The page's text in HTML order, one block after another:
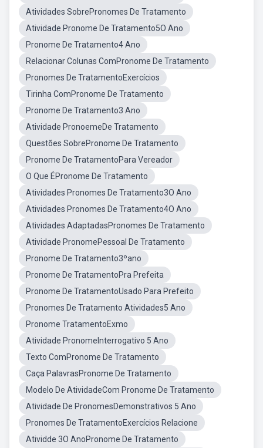
Atividades SobrePronomes De Tratamento
Atividade Pronome De Tratamento5O Ano
Pronome De Tratamento4 Ano
Relacionar Colunas ComPronome De Tratamento
Pronomes De TratamentoExercícios
Tirinha ComPronome De Tratamento
Pronome De Tratamento3 Ano
Atividade PronoemeDe Tratamento
Questões SobrePronome De Tratamento
Pronome De TratamentoPara Vereador
O Que ÉPronome De Tratamento
Atividades Pronomes De Tratamento3O Ano
Atividades Pronomes De Tratamento4O Ano
Atividades AdaptadasPronomes De Tratamento
Atividade PronomePessoal De Tratamento
Pronome De Tratamento3ºano
Pronome De TratamentoPra Prefeita
Pronome De TratamentoUsado Para Prefeito
Pronomes De Tratamento Atividades5 Ano
Pronome TratamentoExmo
Atividade PronomeInterrogativo 5 Ano
Texto ComPronome De Tratamento
Caça PalavrasPronome De Tratamento
Modelo De AtividadeCom Pronome De Tratamento
Atividade De PronomesDemonstrativos 5 Ano
Pronomes De TratamentoExercícios Relacione
Atividde 3O AnoPronome De Tratamento